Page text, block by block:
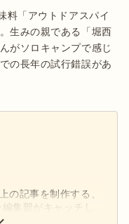
料「アウトドアスパイ
生みの親である「堀西
がソロキャンプで感じ
の長年の試行錯誤があ
の記事を制作する、
集部がキャッチし
ます。